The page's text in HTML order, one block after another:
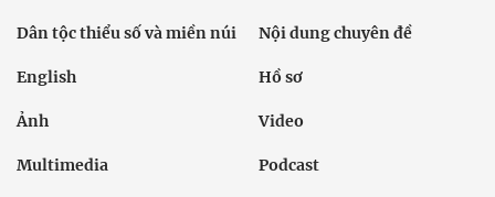
Dân tộc thiểu số và miền núi Nội dung chuyên đề
English Hồ sơ
Ảnh Video
Multimedia Podcast